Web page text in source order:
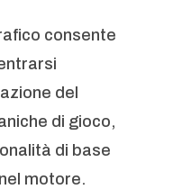
consente
del
di gioco,
di base
motore.